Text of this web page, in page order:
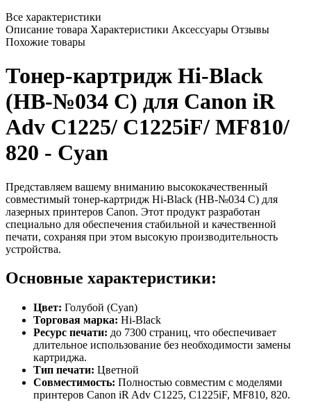
Все характеристики
Описание товара Характеристики Аксессуары Отзывы
Похожие товары
Тонер-картридж Hi-Black
(HB-№034 C) для Canon iR
Adv C1225/ C1225iF/ MF810/
820 - Cyan
Представляем вашему вниманию высококачественный
совместимый тонер-картридж Hi-Black (HB-№034 C) для
лазерных принтеров Canon. Этот продукт разработан
специально для обеспечения стабильной и качественной
печати, сохраняя при этом высокую производительность
устройства.
Основные характеристики:
Цвет: Голубой (Cyan)
Торговая марка: Hi-Black
Ресурс печати: до 7300 страниц, что обеспечивает
длительное использование без необходимости замены
картриджа.
Тип печати: Цветной
Совместимость: Полностью совместим с моделями
принтеров Canon iR Adv C1225, C1225iF, MF810, 820.